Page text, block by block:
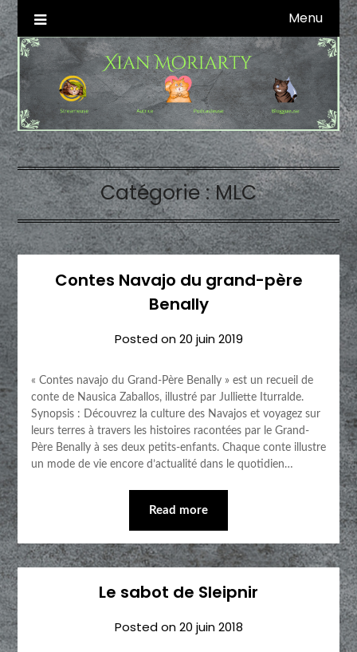
Skip
to
content
Xian Moriarty
Autrice SFFF & Blogueuse & Streameuse Menu
Catégorie :MLC
Contes Navajo du grand-père
Benally
Posted on20 juin 2019
« Contes navajo du Grand-Père Benally » est un recueil de
conte de Nausica Zaballos, illustré par Julliette Iturralde.
Synopsis : Découvrez la culture des Navajos et voyagez sur
leurs terres à travers les histoires racontées par le Grand-
Père Benally à ses deux petits-enfants. Chaque conte illustre
un mode de vie encore d’actualité dans le quotidien…
Read more
Le sabot de Sleipnir
Posted on20 juin 2018